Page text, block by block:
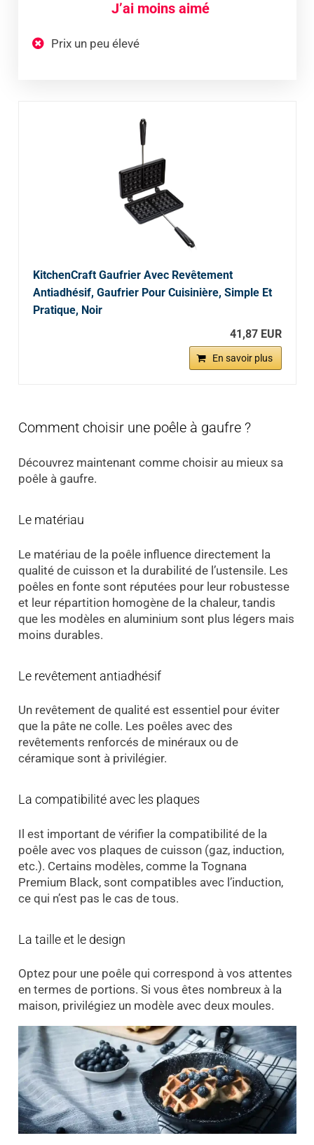
J’ai moins aimé
Prix un peu élevé
KitchenCraft Gaufrier Avec Revêtement
Antiadhésif, Gaufrier Pour Cuisinière, Simple Et
Pratique, Noir
41,87 EUR
En savoir plus
Comment choisir une poêle à gaufre ?
Découvrez maintenant comme choisir au mieux sa
poêle à gaufre.
Le matériau
Le matériau de la poêle influence directement la
qualité de cuisson et la durabilité de l’ustensile. Les
poêles en fonte sont réputées pour leur robustesse
et leur répartition homogène de la chaleur, tandis
que les modèles en aluminium sont plus légers mais
moins durables.
Le revêtement antiadhésif
Un revêtement de qualité est essentiel pour éviter
que la pâte ne colle. Les poêles avec des
revêtements renforcés de minéraux ou de
céramique sont à privilégier.
La compatibilité avec les plaques
Il est important de vérifier la compatibilité de la
poêle avec vos plaques de cuisson (gaz, induction,
etc.). Certains modèles, comme la Tognana
Premium Black, sont compatibles avec l’induction,
ce qui n’est pas le cas de tous.
La taille et le design
Optez pour une poêle qui correspond à vos attentes
en termes de portions. Si vous êtes nombreux à la
maison, privilégiez un modèle avec deux moules.